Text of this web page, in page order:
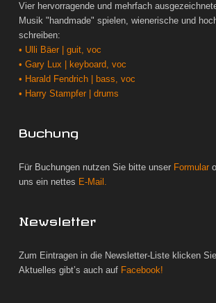
Vier hervorragende und mehrfach
Musik "handmade" spielen, wienerische und
schreiben:
• Ulli Bäer | guit, voc
• Gary Lux | keyboard, voc
• Harald Fendrich | bass, voc
• Harry Stampfer | drums
Buchung
Für Buchungen nutzen Sie bitte unser Formular
uns ein nettes E-Mail.
Newsletter
Zum Eintragen in die Newsletter-Liste klicken
Aktuelles gibt’s auch auf Facebook!